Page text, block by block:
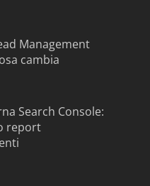
Management
cambia
Search Console:
report